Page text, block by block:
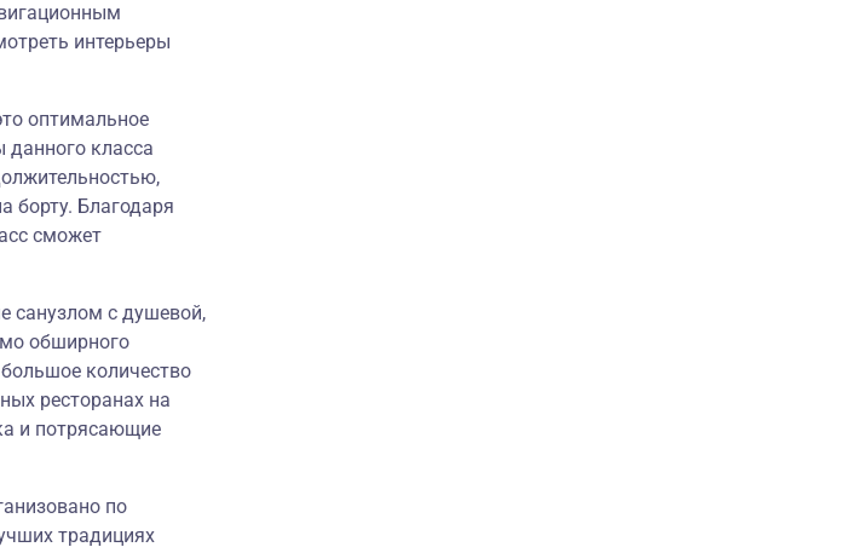
интерьеры
оптимальное
данного класса
борту. Благодаря
сможет
санузлом с душевой,
обширного
количество
ресторанах на
и потрясающие
по
традициях